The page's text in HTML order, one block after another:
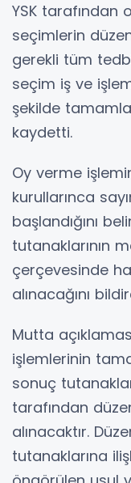
YSK tarafından
seçimlerin
gerekli tüm
seçim iş ve
şekilde
kaydetti.
Oy verme
kurullarınca
başlandığını
tutanaklarının
çerçevesinde
alınacağını
Mutta
işlemlerinin
sonuç
tarafından
alınacaktır.
tutanaklarına